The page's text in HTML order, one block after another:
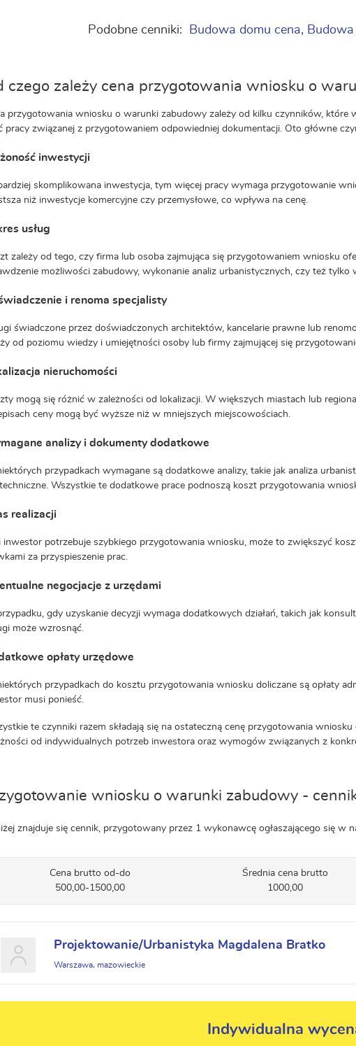
Podobne cenniki: Budowa domu cena,
czego zależy cena przygotowania wniosku o
przygotowania wniosku o warunki zabudowy zależy od kilku czynników, które
pracy związanej z przygotowaniem odpowiedniej dokumentacji. Oto główne
inwestycji
skomplikowana inwestycja, tym więcej pracy wymaga przygotowanie
niż inwestycje komercyjne czy przemysłowe, co wpływa na cenę.
usług
zależy od tego, czy firma lub osoba zajmująca się przygotowaniem wniosku
możliwości zabudowy, wykonanie analiz urbanistycznych, czy też tylko
i renoma specjalisty
świadczone przez doświadczonych architektów, kancelarie prawne lub
od poziomu wiedzy i umiejętności osoby lub firmy zajmującej się
nieruchomości
mogą się różnić w zależności od lokalizacji. W większych miastach lub
ceny mogą być wyższe niż w mniejszych miejscowościach.
analizy i dokumenty dodatkowe
przypadkach wymagane są dodatkowe analizy, takie jak analiza
Wszystkie te dodatkowe prace podnoszą koszt przygotowania
realizacji
inwestor potrzebuje szybkiego przygotowania wniosku, może to zwiększyć
za przyspieszenie prac.
negocjacje z urzędami
gdy uzyskanie decyzji wymaga dodatkowych działań, takich jak
może wzrosnąć.
opłaty urzędowe
przypadkach do kosztu przygotowania wniosku doliczane są opłaty
musi ponieść.
te czynniki razem składają się na ostateczną cenę przygotowania
od indywidualnych potrzeb inwestora oraz wymogów związanych z
wniosku o warunki zabudowy -
znajduje się cennik, przygotowany przez 1 wykonawcę ogłaszającego się w
Cena brutto od-do
500,00-1500,00
Średnia cena brutto
1000,00
Projektowanie/Urbanistyka Magdalena Bratko
Warszawa, mazowieckie
Indywidualna